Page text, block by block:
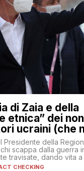
di Zaia e della
etnica” dei
ucraini (che
Presidente della
scappa dalla guerra
travisate, dando vita
CHECKING